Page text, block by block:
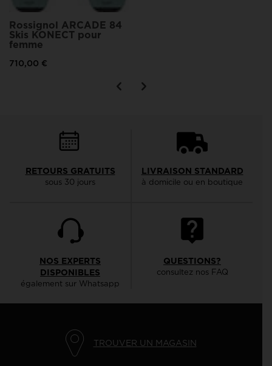
Rossignol ARCADE 84
Skis KONECT pour
femme
710,00 €
RETOURS GRATUITS
sous 30 jours
LIVRAISON STANDARD
à domicile ou en boutique
NOS EXPERTS
DISPONIBLES
également sur Whatsapp
QUESTIONS?
consultez nos FAQ
TROUVER UN MAGASIN